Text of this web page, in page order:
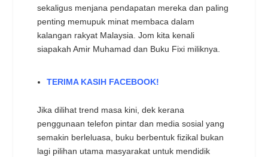
sekaligus menjana pendapatan mereka dan paling
penting memupuk minat membaca dalam
kalangan rakyat Malaysia. Jom kita kenali
siapakah Amir Muhamad dan Buku Fixi miliknya.
TERIMA KASIH FACEBOOK!
Jika dilihat trend masa kini, dek kerana
penggunaan telefon pintar dan media sosial yang
semakin berleluasa, buku berbentuk fizikal bukan
lagi pilihan utama masyarakat untuk mendidik